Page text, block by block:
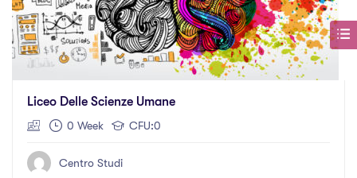
Liceo Delle Scienze Umane
0 Week CFU:0
Centro Studi